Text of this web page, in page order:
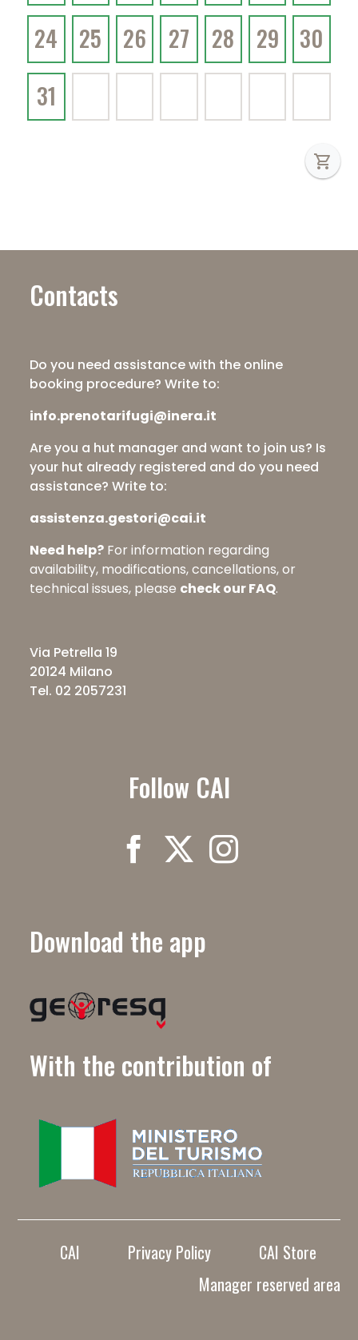
shopping_cart
24 25 26 27 28 29
30
31
Contacts
Do you need assistance with the online
booking procedure? Write to:
info.prenotarifugi@inera.it
Are you a hut manager and want to join us? Is
your hut already registered and do you need
assistance? Write to:
assistenza.gestori@cai.it
Need help? For information regarding
availability, modifications, cancellations, or
technical issues, please check our FAQ.
Via Petrella 19
20124 Milano
Tel. 02 2057231
Follow CAI
Download the app
With the contribution of
CAI Privacy Policy
CAI Store
Manager reserved area